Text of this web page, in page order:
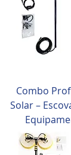
Combo
Solar –